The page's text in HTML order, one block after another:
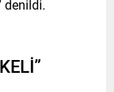
denildi.